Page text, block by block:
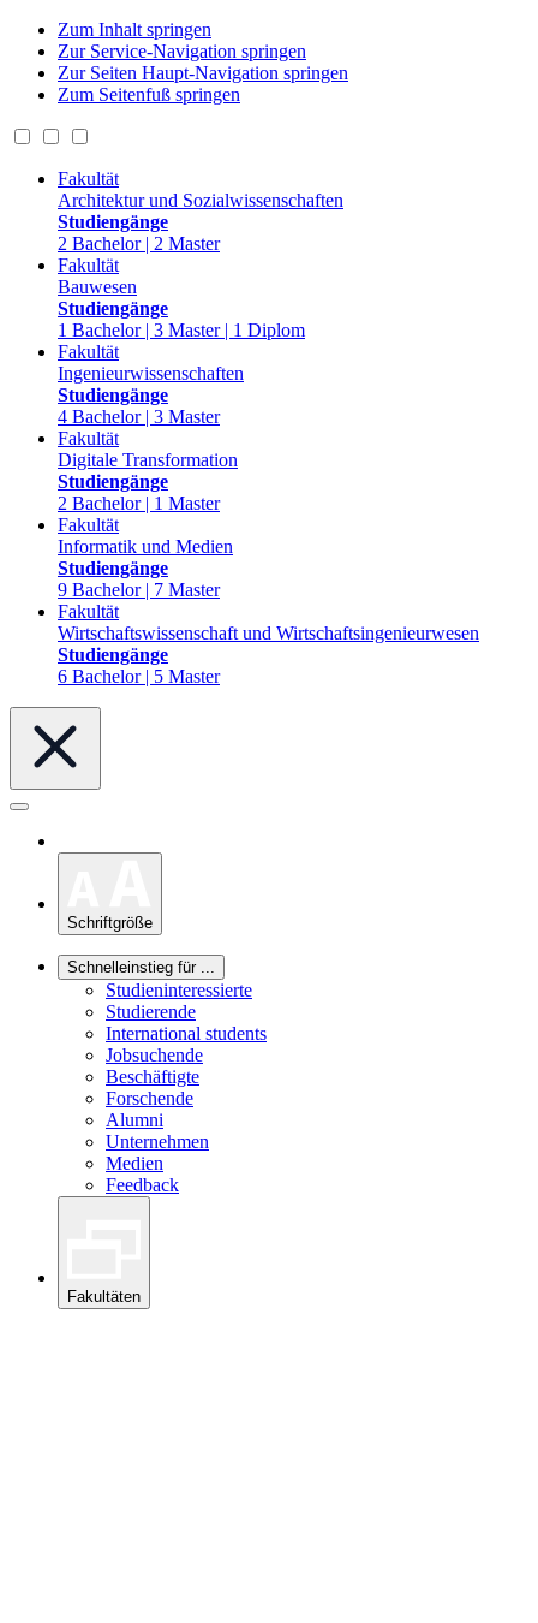
Zum Inhalt springen
Zur Service-Navigation springen
Zur Seiten Haupt-Navigation springen
Zum Seitenfuß springen
Fakultät
Architektur und Sozialwissenschaften
Studiengänge
2 Bachelor | 2 Master
Fakultät
Bauwesen
Studiengänge
1 Bachelor | 3 Master | 1 Diplom
Fakultät
Ingenieurwissenschaften
Studiengänge
4 Bachelor | 3 Master
Fakultät
Digitale Transformation
Studiengänge
2 Bachelor | 1 Master
Fakultät
Informatik und Medien
Studiengänge
9 Bachelor | 7 Master
Fakultät
Wirtschaftswissenschaft und Wirtschaftsingenieurwesen
Studiengänge
6 Bachelor | 5 Master
Schriftgröße
Schnelleinstieg für ...
Studieninteressierte
Studierende
International students
Jobsuchende
Beschäftigte
Forschende
Alumni
Unternehmen
Medien
Feedback
Fakultäten